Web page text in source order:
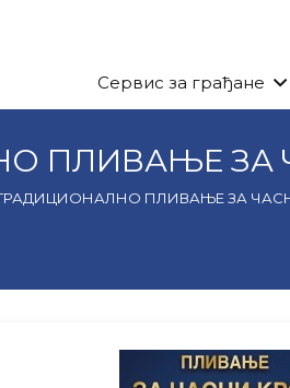
Сервис за грађане
ПЛИВАЊЕ ЗА
ПЛИВАЊЕ ЗА